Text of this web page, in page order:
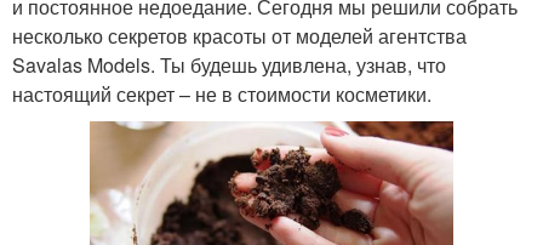
и постоянное недоедание. Сегодня мы решили собрать
несколько секретов красоты от моделей агентства
Savalas Models. Ты будешь удивлена, узнав, что
настоящий секрет – не в стоимости косметики.